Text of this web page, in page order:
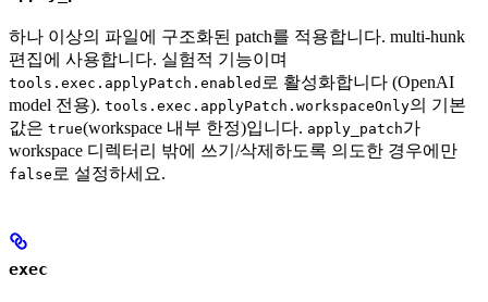
하나 이상의 파일에 구조화된 patch를 적용합니다. multi-hunk
편집에 사용합니다. 실험적 기능이며
tools.exec.applyPatch.enabled 로 활성화합니다 (OpenAI
model 전용). tools.exec.applyPatch.workspaceOnly의 기본
값은 true(workspace 내부 한정)입니다. apply_patch가
workspace 디렉터리 밖에 쓰기/삭제하도록 의도한 경우에만
false로 설정하세요.
exec